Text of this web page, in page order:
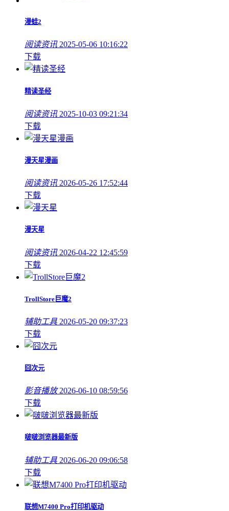
漫蛙2
阅读资讯 2025-05-06 10:16:22
下载
精读圣经
阅读资讯 2025-10-03 09:21:34
下载
漫天星漫画
阅读资讯 2026-05-26 17:52:44
下载
漫天星
阅读资讯 2026-04-22 12:45:59
下载
TrollStore巨魔2
辅助工具 2026-05-20 09:37:23
下载
囧次元
影音播放 2026-06-10 08:59:56
下载
啵啵浏览器最新版
辅助工具 2026-06-20 09:06:58
下载
联想M7400 Pro打印机驱动